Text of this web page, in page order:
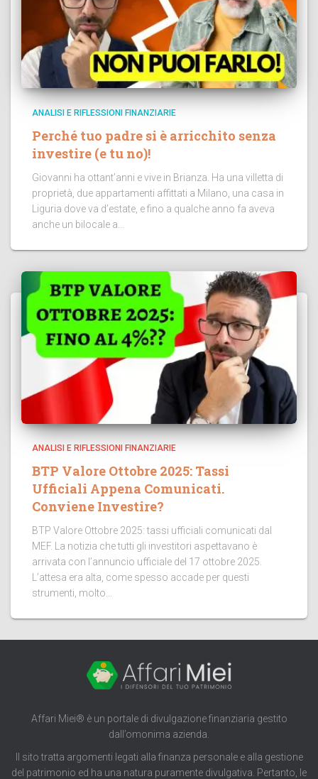
ANALISI E RIFLESSIONI FINANZIARIE
Perché tuo padre si è arricchito senza
investire (e tu no)!
Giovanni ha ottant’anni e vive in Brianza. Ha una villetta di
proprietà, due appartamenti affittati a Milano, una casa in
Liguria dove va d’estate, e fino a qualche anno fa aveva
anche un bilocale a...
ANALISI E RIFLESSIONI FINANZIARIE
BTP Valore Ottobre 2025: Tassi
Ufficiali Appena Comunicati.
Conviene Investire?
BTP Valore Ottobre 2025: tassi ufficiali comunicati dal
MEF. La notizia che tutti gli investitori aspettavano è
arrivata con l’annuncio ufficiale del 17 ottobre 2025.
L’attesa era alta, come spesso accade per questi
strumenti, molto...
Affari Miei® è un portale di divulgazione finanziaria gestito
dall’omonima azienda.
Il sito tratta argomenti legati alla finanza personale e alla gestione
del patrimonio ed ha una natura puramente divulgativa. Pertanto, le